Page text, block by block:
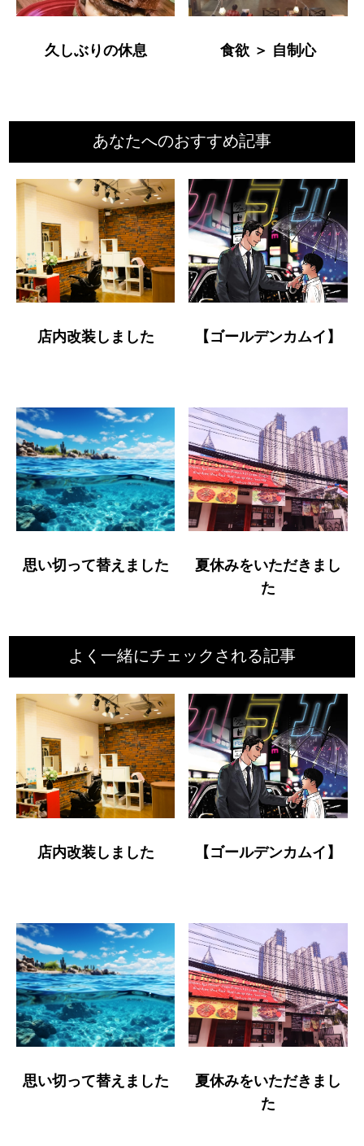
久しぶりの休息 食欲 ＞ 自制心
あなたへのおすすめ記事
店内改装しました 【ゴールデンカムイ】
思い切って替えました
夏休みをいただきまし
た
よく一緒にチェックされる記事
店内改装しました 【ゴールデンカムイ】
思い切って替えました
夏休みをいただきまし
た